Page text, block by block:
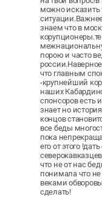
можно исказить
знаем что в
порою и часто
что главным
-крупнейший
наших
спонсоров есть
знает но
концов
все беды
пока
его от этого
что не от нас
понимала что
веками
сделать!